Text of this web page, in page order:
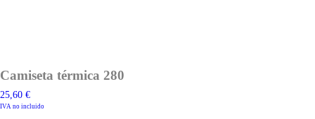
Camiseta térmica 280
25,60 €
IVA no incluido